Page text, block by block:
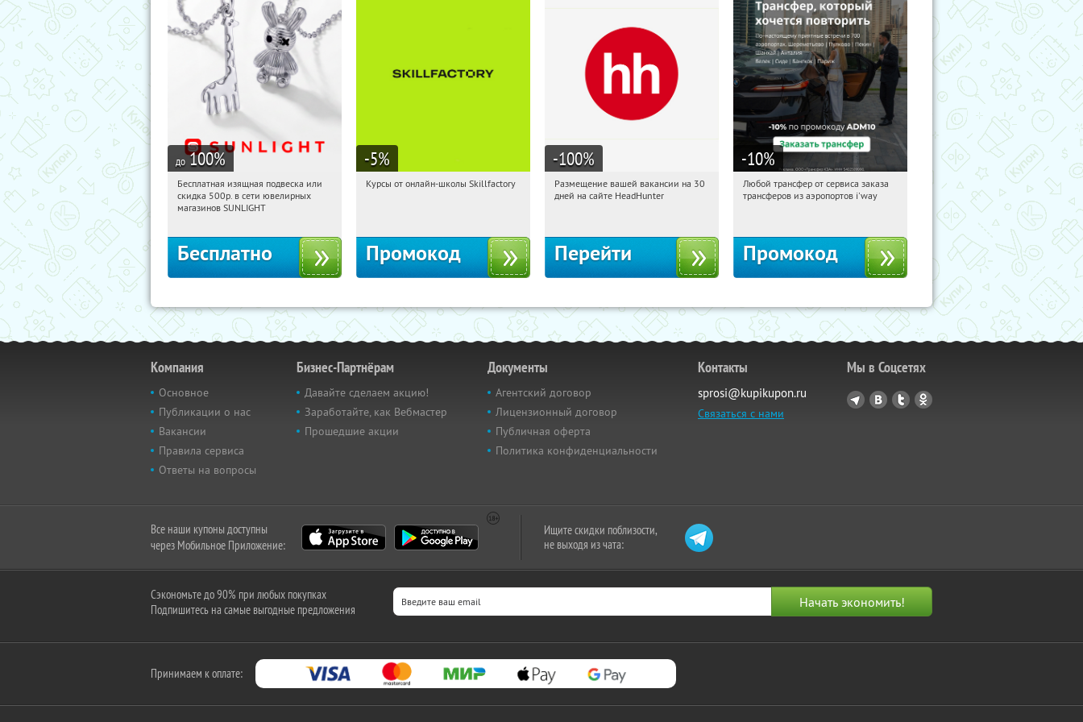
до 100%
05:39:56 Получили:
Россия
Бесплатная изящная подвеска или
скидка 500р. в сети ювелирных
магазинов SUNLIGHT
Бесплатно
-5%
05:39:56
Получи первым!
Курсы от онлайн-школы Skillfactory
Промокод
-100%
05:39:56 Получили:
Размещение вашей вакансии на 30
дней на сайте HeadHunter
Перейти
-10%
05:39:56
Получи первым!
Любой трансфер от сервиса заказа
трансферов из аэропортов i'way
Промокод
Компания
Основное
Публикации о нас
Вакансии
Правила сервиса
Ответы на вопросы
Бизнес-Партнёрам
Давайте сделаем акцию!
Заработайте, как Вебмастер
Прошедшие акции
Документы
Агентский договор
Лицензионный договор
Публичная оферта
Политика конфиденциальности
Контакты
sprosi@kupikupon.ru
Связаться с нами
Мы в Соцсетях
Все наши купоны доступны
через Мобильное Приложение:
Ищите скидки поблизости,
не выходя из чата:
Сэкономьте до 90% при любых покупках
Подпишитесь на самые выгодные предложения
Принимаем к оплате: